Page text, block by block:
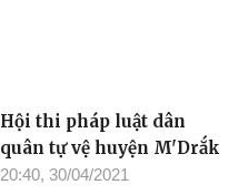
Hội thi pháp luật dân
quân tự vệ huyện M'Drắk
20:40, 30/04/2021